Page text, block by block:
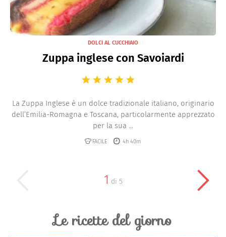
DOLCI AL CUCCHIAIO
Zuppa inglese con Savoiardi
La Zuppa Inglese è un dolce tradizionale italiano, originario
dell’Emilia-Romagna e Toscana, particolarmente apprezzato
per la sua ...
FACILE 4h 40m
1 di 5
Le ricette del giorno